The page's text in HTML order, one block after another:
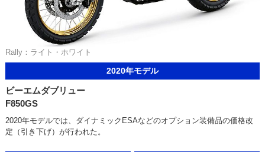
Rally：ライト・ホワイト
2020年モデル
ビーエムダブリュー
F850GS
2020年モデルでは、ダイナミックESAなどのオプション装備品の価格改
定（引き下げ）が行われた。